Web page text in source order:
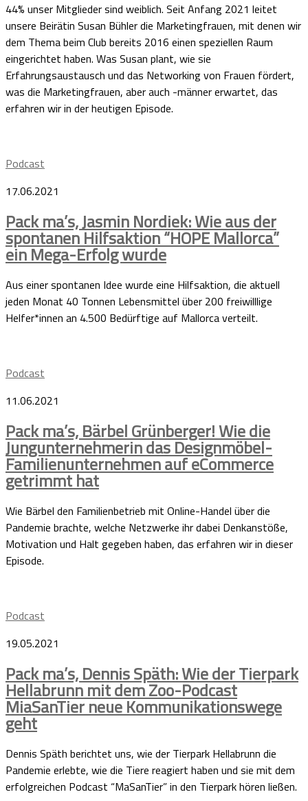
44% unser Mitglieder sind weiblich. Seit Anfang 2021 leitet
unsere Beirätin Susan Bühler die Marketingfrauen, mit denen wir
dem Thema beim Club bereits 2016 einen speziellen Raum
eingerichtet haben. Was Susan plant, wie sie
Erfahrungsaustausch und das Networking von Frauen fördert,
was die Marketingfrauen, aber auch -männer erwartet, das
erfahren wir in der heutigen Episode.
Podcast
17.06.2021
Pack ma’s, Jasmin Nordiek: Wie aus der
spontanen Hilfsaktion “HOPE Mallorca”
ein Mega-Erfolg wurde
Aus einer spontanen Idee wurde eine Hilfsaktion, die aktuell
jeden Monat 40 Tonnen Lebensmittel über 200 freiwilllige
Helfer*innen an 4.500 Bedürftige auf Mallorca verteilt.
Podcast
11.06.2021
Pack ma’s, Bärbel Grünberger! Wie die
Jungunternehmerin das Designmöbel-
Familienunternehmen auf eCommerce
getrimmt hat
Wie Bärbel den Familienbetrieb mit Online-Handel über die
Pandemie brachte, welche Netzwerke ihr dabei Denkanstöße,
Motivation und Halt gegeben haben, das erfahren wir in dieser
Episode.
Podcast
19.05.2021
Pack ma’s, Dennis Späth: Wie der Tierpark
Hellabrunn mit dem Zoo-Podcast
MiaSanTier neue Kommunikationswege
geht
Dennis Späth berichtet uns, wie der Tierpark Hellabrunn die
Pandemie erlebte, wie die Tiere reagiert haben und sie mit dem
erfolgreichen Podcast “MaSanTier” in den Tierpark hören ließen.